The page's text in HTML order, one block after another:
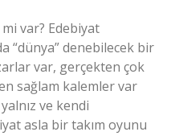
var? Edebiyat
“dünya” denebilecek bir
var, gerçekten çok
sağlam kalemler var
ve kendi
asla bir takım oyunu